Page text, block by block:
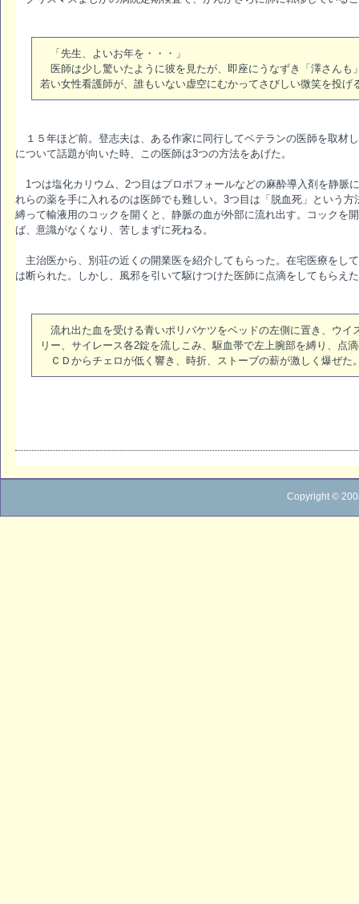
「先生、よいお年を・・・」
医師は少し驚いたように彼を見たが、即座にうなずき「澤さんも
若い女性看護師が、誰もいない虚空にむかってさびしい微笑を投げ
１５年ほど前。登志夫は、ある作家に同行してベテランの医師を取材
について話題が向いた時、この医師は3つの方法をあげた。
1つは塩化カリウム、2つ目はプロポフォールなどの麻酔導入剤を静脈
れらの薬を手に入れるのは医師でも難しい。3つ目は「脱血死」という
縛って輸液用のコックを開くと、静脈の血が外部に流れ出す。コックを
ば、意識がなくなり、苦しまずに死ねる。
主治医から、別荘の近くの開業医を紹介してもらった。在宅医療をし
は断られた。しかし、風邪を引いて駆けつけた医師に点滴をしてもらえ
流れ出た血を受ける青いポリバケツをベッドの左側に置き、ウイ
リー、サイレース各2錠を流しこみ、駆血帯で左上腕部を縛り、点
ＣＤからチェロが低く響き、時折、ストーブの薪が激しく爆ぜた
Copyright ©